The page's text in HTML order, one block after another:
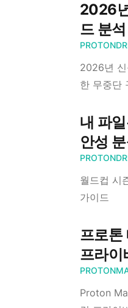
2026
드 분석
2026년
한 무중단
내 파
안성 분
월드컵 시
가이드
프로톤
프라이
Proton